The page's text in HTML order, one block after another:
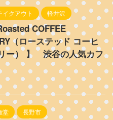
イクアウト 軽井沢
COFFEE
（ローステッド コーヒ
ー） 】 渋谷の人気カフ
堂 長野市